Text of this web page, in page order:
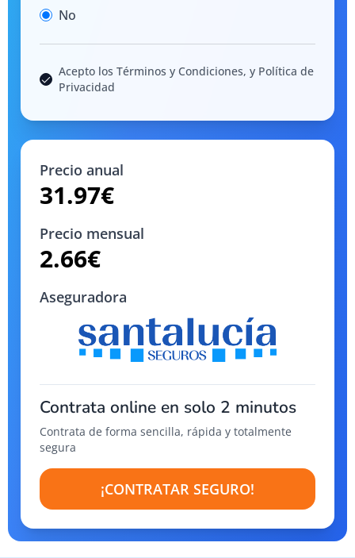
No
Acepto los Términos y Condiciones, y Política de
Privacidad
Precio anual
31.97€
Precio mensual
2.66€
Aseguradora
Contrata online en solo 2 minutos
Contrata de forma sencilla, rápida y totalmente
segura
¡CONTRATAR SEGURO!